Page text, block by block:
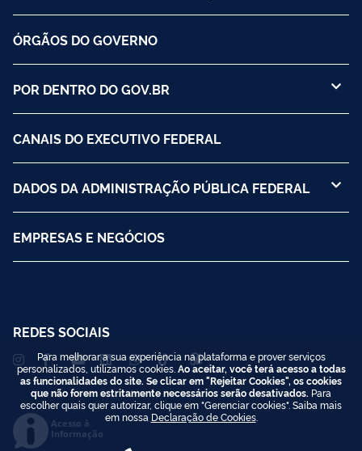
ÓRGÃOS DO GOVERNO
POR DENTRO DO GOV.BR
CANAIS DO EXECUTIVO FEDERAL
DADOS DA ADMINISTRAÇÃO PÚBLICA FEDERAL
EMPRESAS E NEGÓCIOS
REDES SOCIAIS
Acesso à
Informação
Para melhorar a sua experiência na plataforma e prover serviços
personalizados, utilizamos cookies. Ao aceitar, você terá acesso a todas
as funcionalidades do site. Se clicar em "Rejeitar Cookies", os cookies
que não forem estritamente necessários serão desativados. Para
escolher quais quer autorizar, clique em "Gerenciar cookies". Saiba mais
em nossa Declaração de Cookies.